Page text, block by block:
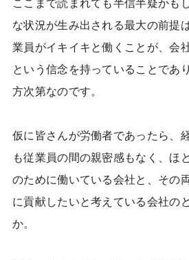
ここまで読まれても半信半疑かも
な状況が生み出される最大の前提
業員がイキイキと働くことが、会
という信念を持っていることであ
方次第なのです。
仮に皆さんが労働者であったら、
も従業員の間の親密感もなく、ほ
のために働いている会社と、その
に貢献したいと考えている会社の
か。